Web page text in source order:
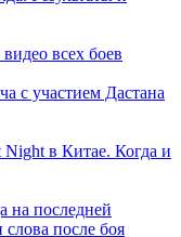
всех боев
с участием Дастана
в Китае. Когда и
на последней
после боя